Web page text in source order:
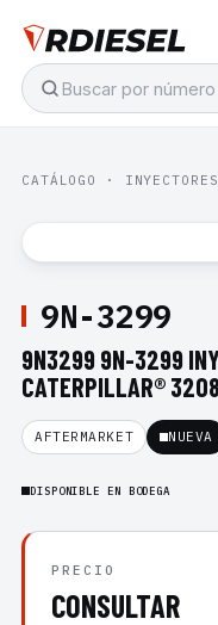
CATÁLOGO ·
9N-3299
9N3299 9N-3299
CATERPILLAR®
AFTERMARKET NUEVA
DISPONIBLE EN BODEGA
PRECIO
CONSULTAR